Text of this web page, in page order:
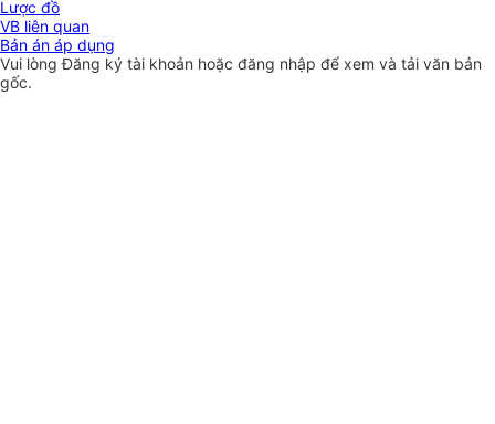
Lược đồ
VB liên quan
Bản án áp dụng
Vui lòngĐăng ký tài khoản hoặc đăng nhập để xem và tải văn bản
gốc.